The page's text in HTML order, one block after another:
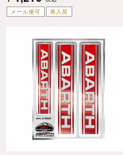
メール便可 再入荷